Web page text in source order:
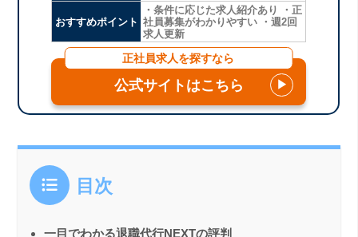
おすすめポイント
・条件に応じた求人紹介あり ・正
社員募集がわかりやすい ・週2回
求人更新
正社員求人を探すなら
公式サイトはこちら ▶
目次
一目でわかる退職代行NEXTの評判